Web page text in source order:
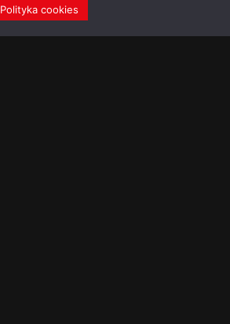
Polityka cookies